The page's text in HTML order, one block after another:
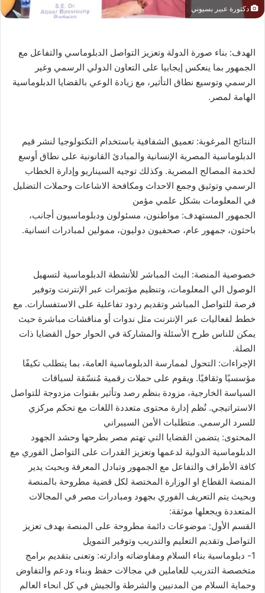
دكتورة عبير بسيوني
الهدف: بناء صورة الدولة وتعزيز التواصل الدبلوماسي والتفاعل مع
الجمهور بما ينعكس إيجابيا على التعاون الدولي الرسمي وغير
الرسمي وتوسيع نطاق التأثير، مع زيادة الوعي بالقضايا الدبلوماسية
الهامة لمصر.
النتائج المرغوبة: تعميق الشفافية باستخدام التكنولوجيا لنشر قيم
الدبلوماسية المصرية الإنسانية والمبادئ القانونية على نطاق أوسع
لخدمة المصالح المصرية. وكذلك توجيه السيناريو وإدارة الخطاب
الرسمي وتوثيق وجمع الاحداث ومكافحة الاشاعات وحملات التضليل
في المعلومات بشكل علمي مؤمن
الجمهور المستهدف: مواطنون، مسئولون ودبلوماسيون أجانب،
باحثون، جمهور عام، صحفيون دوليون، ممولين لمبادرات انسانية.
خصوصية المنصة: البث المباشر للأنشطة الدبلوماسية لتسهيل
الوصول الي المعلومات، وتنظيم مؤتمرات عبر الإنترنت وتوفير
فرصة للتواصل المباشر وتقديم ردود تفاعلية على الاستفسارات. مع
خطط لفعاليات عبر الإنترنت مثل ندوات أو مناقشات مباشرة حيث
يمكن للناس طرح الأسئلة والمشاركة في الحوار حول القضايا ذات
الصلة.
الإجراءات: التحول لممارسة الدبلوماسية العامة، بما يتطلب تكيفًا
مؤسسيًا وثقافيًا. ويقوم على حملات رقمية مُنسّقة لسياقات
السياسة الخارجية، مزودة بنظم رصد وتأثير بقنوات مزدوجة للتواصل
الاستراتيجي. نُظم إدارة محتوى متعددة اللغات مع تحكم مركزي
للسرد الرسمي. متطلبات الأمن السيبراني
المحتوى: يتضمن القضايا التي تهتم مصر بطرحها وحشد الجهود
الدبلوماسية الدولية لدعمها وتعزيز القدرات على التواصل الفوري مع
كافة الأطراف والتفاعل مع الجمهور وتبادل المعرفة وبحيث يدير
المنصة القطاع او الوزارة المختصة لكل قضية مطروحة بالمنصة
وبحيث يتم التعريف الفوري بجهود ومبادرات مصر في المجالات
المتعددة ويجعلها موثقة:
القسم الأول: موضوعات دائمة مطروحة على المنصة بهدف تعزيز
التواصل وتقديم التعليم والتدريب وتوفير التمويل
1- دبلوماسية بناء السلام ومفاوضاته وادارته: وتعنى بتقديم برامج
متخصصة التدريب للعاملين في مجالات حفظ وبناء ودعم والتفاوض
وحماية السلام من المدنيين والشرطة والجيش في كل انحاء العالم